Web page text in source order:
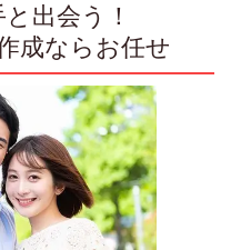
出会う！
成ならお任せ